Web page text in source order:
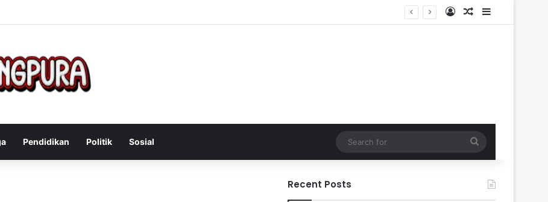
Mengatasi Gejala Post Power Syndrome Setelah Pensiun Kerja Log InRandom Article
Sidebar
Pendidikan Politik Sosial
for
Recent Posts